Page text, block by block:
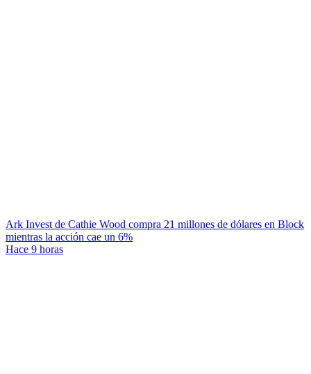
Ark Invest de Cathie Wood compra 21 millones de dólares en Block
mientras la acción cae un 6%
Hace 9 horas